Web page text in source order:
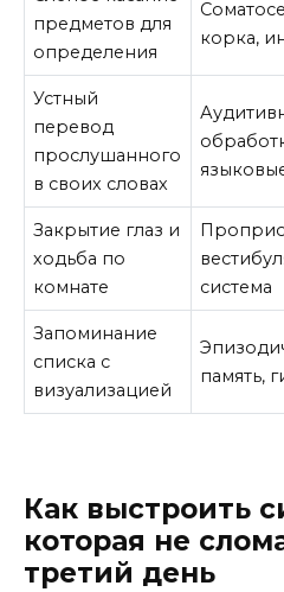
предметов для
определения
корка,
Устный
перевод
прослушанного
в своих словах
Закрытие глаз и
ходьба по
комнате
система
Запоминание
списка с
визуализацией
память,
Как выстроить
которая не
третий день